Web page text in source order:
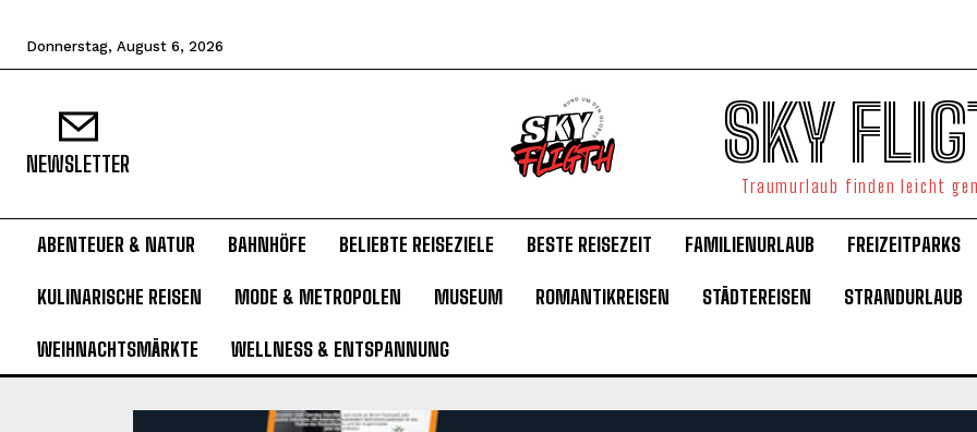
Donnerstag, August 6, 2026
NEWSLETTER SKY
Traumurlaub finden leicht
ABENTEUER & NATUR BAHNHÖFE BELIEBTE REISEZIELE BESTE REISEZEIT FAMILIENURLAUB FREIZEITPARKS
KULINARISCHE REISEN MODE & METROPOLEN MUSEUM ROMANTIKREISEN STÄDTEREISEN STRANDURLAUB
WEIHNACHTSMÄRKTE WELLNESS & ENTSPANNUNG